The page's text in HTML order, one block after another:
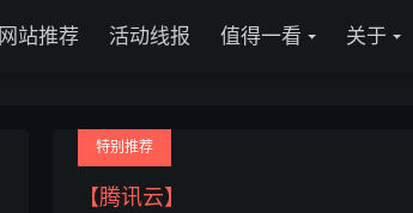
网站推荐 活动线报 值得一看 关于
特别推荐
【腾讯云】